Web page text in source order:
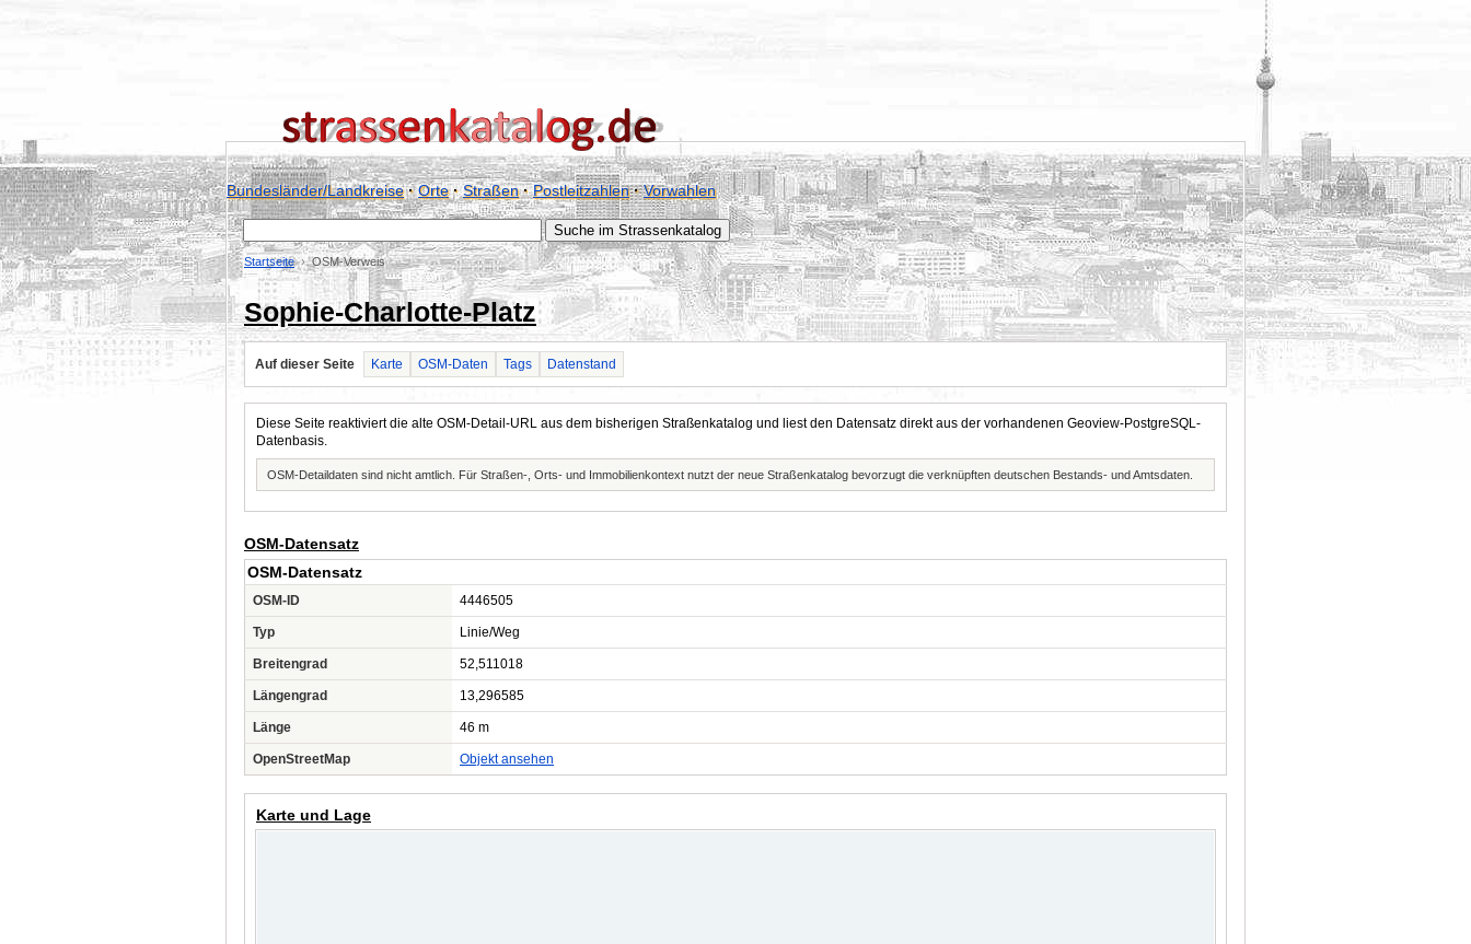
Bundesländer/Landkreise·Orte·Straßen·Postleitzahlen·Vorwahlen
Startseite OSM-Verweis
Sophie-Charlotte-Platz
Auf dieser Seite Karte OSM-Daten Tags Datenstand
Diese Seite reaktiviert die alte OSM-Detail-URL aus dem bisherigen Straßenkatalog und liest den Datensatz direkt aus der vorhandenen Geoview-PostgreSQL-
Datenbasis.
OSM-Detaildaten sind nicht amtlich. Für Straßen-, Orts- und Immobilienkontext nutzt der neue Straßenkatalog bevorzugt die verknüpften deutschen Bestands- und Amtsdaten.
OSM-Datensatz
OSM-Datensatz
OSM-ID 4446505
Typ Linie/Weg
Breitengrad 52,511018
Längengrad 13,296585
Länge 46 m
OpenStreetMap Objekt ansehen
Karte und Lage